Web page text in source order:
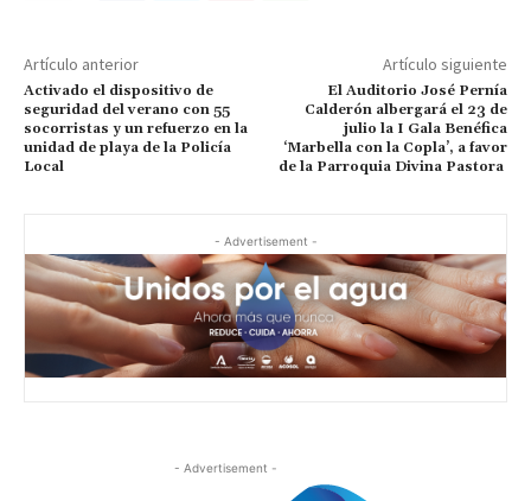
Artículo anterior
Activado el dispositivo de
seguridad del verano con 55
socorristas y un refuerzo en la
unidad de playa de la Policía
Local
Artículo siguiente
El Auditorio José Pernía
Calderón albergará el 23 de
julio la I Gala Benéfica
‘Marbella con la Copla’, a favor
de la Parroquia Divina Pastora
- Advertisement -
- Advertisement -